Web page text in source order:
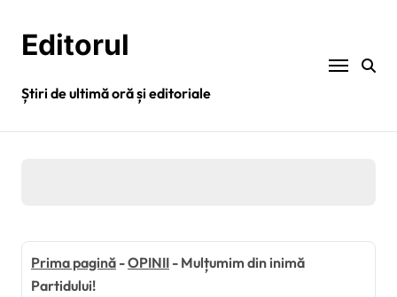
conținutEditorul
Știri de ultimă oră și editoriale
Prima pagină -OPINII - Mulțumim din inimă
Partidului!